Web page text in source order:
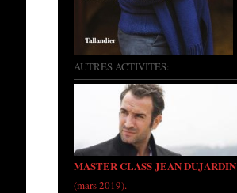
AUTRES ACTIVITÉS:
MASTER CLASS JEAN DUJARDIN
(mars 2019).